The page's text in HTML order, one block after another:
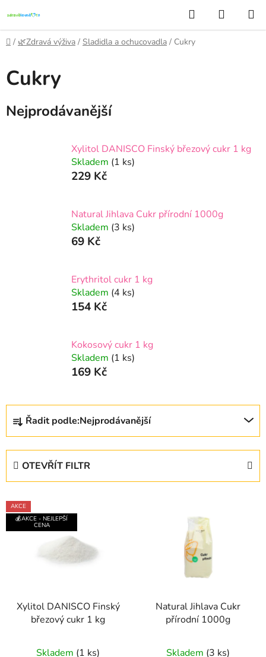
na
obsah
Hledat
KOŠÍK
Domů
/ 🌿Zdravá výživa / Sladidla a ochucovadla / Cukry
Cukry
Nejprodávanější
Xylitol DANISCO Finský březový cukr 1 kg
Skladem (1 ks)
229 Kč
Natural Jihlava Cukr přírodní 1000g
Skladem (3 ks)
69 Kč
Erythritol cukr 1 kg
Skladem (4 ks)
154 Kč
Kokosový cukr 1 kg
Skladem (1 ks)
169 Kč
Ř
z
p
r
o
Řadit podle:Nejprodávanější
OTEVŘÍT FILTR
V
ý
p
AKCE
💰AKCE - NEJLEPŠÍ
CENA
Xylitol DANISCO Finský
březový cukr 1 kg
Skladem (1 ks)
Natural Jihlava Cukr
přírodní 1000g
Skladem (3 ks)